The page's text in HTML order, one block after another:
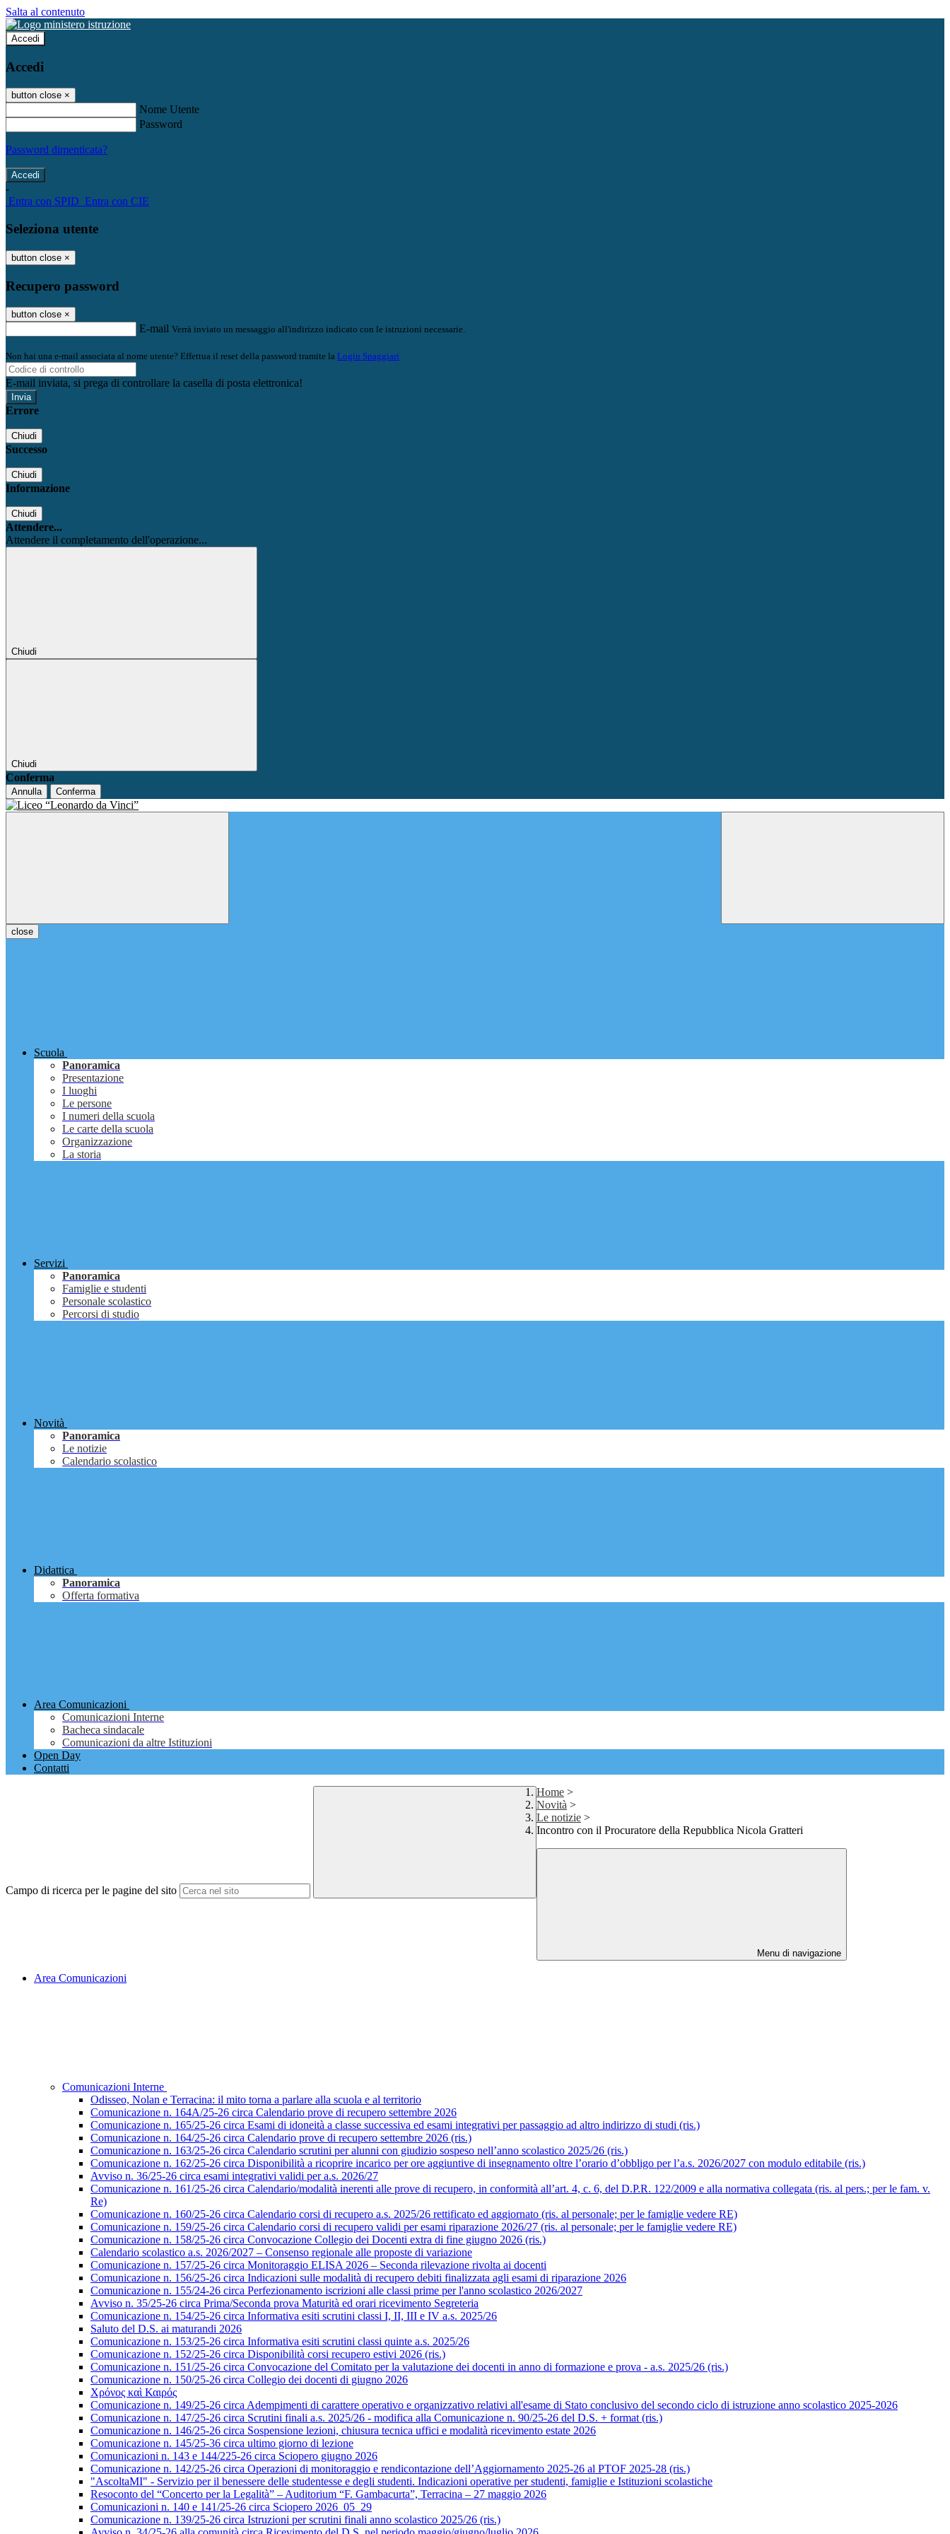
Salta al contenuto
Accedi
Accedi
button close ×
Nome Utente
Password
Password dimenticata?
-
Entra con SPID Entra con CIE
Seleziona utente
button close ×
Recupero password
button close ×
E-mail Verrà inviato un messaggio all'indirizzo indicato con le istruzioni necessarie.
Non hai una e-mail associata al nome utente? Effettua il reset della password tramite la Login Spaggiari
E-mail inviata, si prega di controllare la casella di posta elettronica!
Errore
Chiudi
Successo
Chiudi
Informazione
Chiudi
Attendere...
Attendere il completamento dell'operazione...
Chiudi
Chiudi
Conferma
Annulla Conferma
close
Scuola
Panoramica
Presentazione
I luoghi
Le persone
I numeri della scuola
Le carte della scuola
Organizzazione
La storia
Servizi
Panoramica
Famiglie e studenti
Personale scolastico
Percorsi di studio
Novità
Panoramica
Le notizie
Calendario scolastico
Didattica
Panoramica
Offerta formativa
Area Comunicazioni
Comunicazioni Interne
Bacheca sindacale
Comunicazioni da altre Istituzioni
Open Day
Contatti
Campo di ricerca per le pagine del sito
Home >
Novità >
Le notizie >
Incontro con il Procuratore della Repubblica Nicola Gratteri
Menu di navigazione
Area Comunicazioni
Comunicazioni Interne
Odisseo, Nolan e Terracina: il mito torna a parlare alla scuola e al territorio
Comunicazione n. 164A/25-26 circa Calendario prove di recupero settembre 2026
Comunicazione n. 165/25-26 circa Esami di idoneità a classe successiva ed esami integrativi per passaggio ad altro indirizzo di studi (ris.)
Comunicazione n. 164/25-26 circa Calendario prove di recupero settembre 2026 (ris.)
Comunicazione n. 163/25-26 circa Calendario scrutini per alunni con giudizio sospeso nell’anno scolastico 2025/26 (ris.)
Comunicazione n. 162/25-26 circa Disponibilità a ricoprire incarico per ore aggiuntive di insegnamento oltre l’orario d’obbligo per l’a.s. 2026/2027 con modulo editabile (ris.)
Avviso n. 36/25-26 circa esami integrativi validi per a.s. 2026/27
Comunicazione n. 161/25-26 circa Calendario/modalità inerenti alle prove di recupero, in conformità all’art. 4, c. 6, del D.P.R. 122/2009 e alla normativa collegata (ris. al pers.; per le fam. v.
Re)
Comunicazione n. 160/25-26 circa Calendario corsi di recupero a.s. 2025/26 rettificato ed aggiornato (ris. al personale; per le famiglie vedere RE)
Comunicazione n. 159/25-26 circa Calendario corsi di recupero validi per esami riparazione 2026/27 (ris. al personale; per le famiglie vedere RE)
Comunicazione n. 158/25-26 circa Convocazione Collegio dei Docenti extra di fine giugno 2026 (ris.)
Calendario scolastico a.s. 2026/2027 – Consenso regionale alle proposte di variazione
Comunicazione n. 157/25-26 circa Monitoraggio ELISA 2026 – Seconda rilevazione rivolta ai docenti
Comunicazione n. 156/25-26 circa Indicazioni sulle modalità di recupero debiti finalizzata agli esami di riparazione 2026
Comunicazione n. 155/24-26 circa Perfezionamento iscrizioni alle classi prime per l'anno scolastico 2026/2027
Avviso n. 35/25-26 circa Prima/Seconda prova Maturità ed orari ricevimento Segreteria
Comunicazione n. 154/25-26 circa Informativa esiti scrutini classi I, II, III e IV a.s. 2025/26
Saluto del D.S. ai maturandi 2026
Comunicazione n. 153/25-26 circa Informativa esiti scrutini classi quinte a.s. 2025/26
Comunicazione n. 152/25-26 circa Disponibilità corsi recupero estivi 2026 (ris.)
Comunicazione n. 151/25-26 circa Convocazione del Comitato per la valutazione dei docenti in anno di formazione e prova - a.s. 2025/26 (ris.)
Comunicazione n. 150/25-26 circa Collegio dei docenti di giugno 2026
Χρόνος καὶ Καιρός
Comunicazione n. 149/25-26 circa Adempimenti di carattere operativo e organizzativo relativi all'esame di Stato conclusivo del secondo ciclo di istruzione anno scolastico 2025-2026
Comunicazione n. 147/25-26 circa Scrutini finali a.s. 2025/26 - modifica alla Comunicazione n. 90/25-26 del D.S. + format (ris.)
Comunicazione n. 146/25-26 circa Sospensione lezioni, chiusura tecnica uffici e modalità ricevimento estate 2026
Comunicazione n. 145/25-36 circa ultimo giorno di lezione
Comunicazioni n. 143 e 144/225-26 circa Sciopero giugno 2026
Comunicazione n. 142/25-26 circa Operazioni di monitoraggio e rendicontazione dell’Aggiornamento 2025-26 al PTOF 2025-28 (ris.)
"AscoltaMI" - Servizio per il benessere delle studentesse e degli studenti. Indicazioni operative per studenti, famiglie e Istituzioni scolastiche
Resoconto del “Concerto per la Legalità” – Auditorium “F. Gambacurta”, Terracina – 27 maggio 2026
Comunicazioni n. 140 e 141/25-26 circa Sciopero 2026_05_29
Comunicazione n. 139/25-26 circa Istruzioni per scrutini finali anno scolastico 2025/26 (ris.)